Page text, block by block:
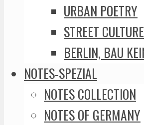
URBAN POETRY
STREET CULTURE
BERLIN, BAU
NOTES-SPEZIAL
NOTES COLLECTION
NOTES OF GERMANY